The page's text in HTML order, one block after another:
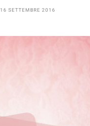
16 SETTEMBRE 2016